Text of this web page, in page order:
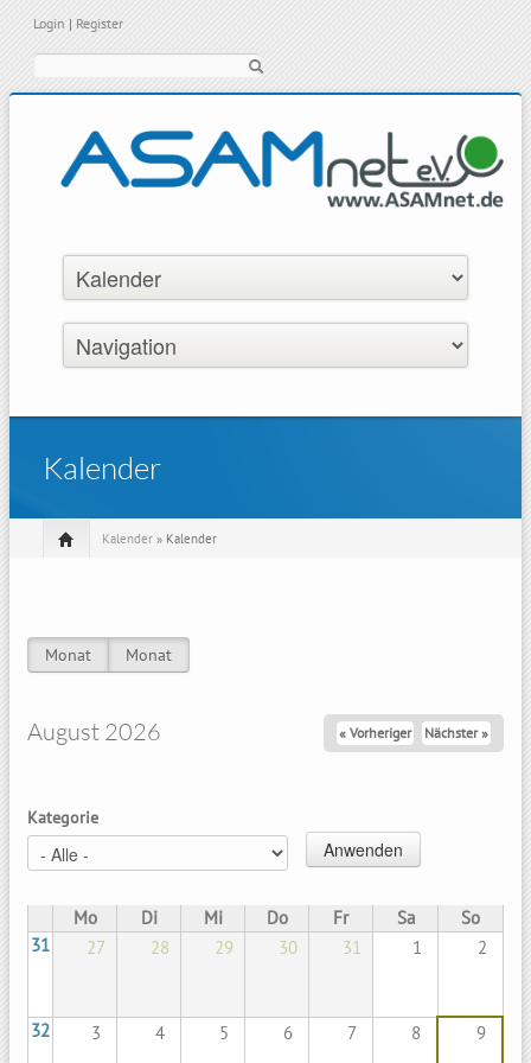
Login | Register
Kalender
Kalender » Kalender
Haupt-Reiter
Monat (aktiver Reiter)
Monat
August 2026 « Vorheriger Nächster »
Kategorie
Mo Di Mi Do Fr Sa
So
31
27 28 29 30 31 1 2
32 3 4 5 6 7 8 9